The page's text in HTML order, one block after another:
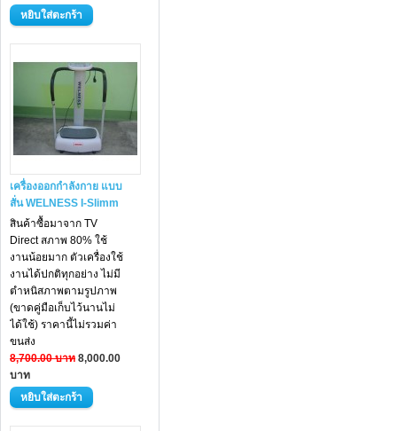
เครื่องออกกำลังกาย แบบ
สั่น WELNESS I-Slimm
สินค้าซื้อมาจาก TV
Direct สภาพ 80% ใช้
งานน้อยมาก ตัวเครื่องใช้
งานได้ปกติทุกอย่าง ไม่มี
ตำหนิสภาพตามรูปภาพ
(ขาดคู่มือเก็บไว้นานไม่
ได้ใช้) ราคานี้ไม่รวมค่า
ขนส่ง
8,700.00 บาท 8,000.00
บาท